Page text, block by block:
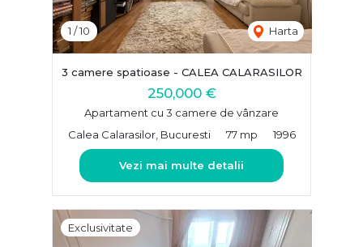
1 /10 Harta
3 camere spatioase - CALEA CALARASILOR
250,000 €
Apartament cu 3 camere de vânzare
Calea Calarasilor, Bucuresti
77 mp 1996
Vezi mai multe detalii
Exclusivitate